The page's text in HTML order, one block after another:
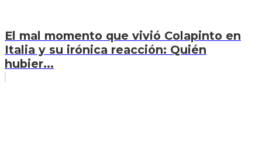
El mal momento que vivió Colapinto en
Italia y su irónica reacción: Quién
hubier...